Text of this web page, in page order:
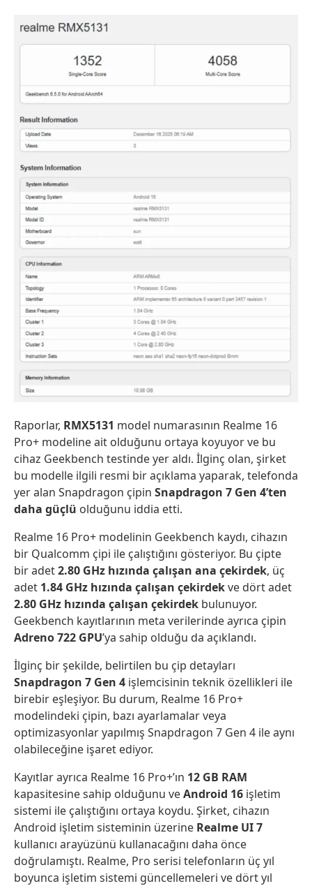
Raporlar, RMX5131 model numarasının Realme 16
Pro+ modeline ait olduğunu ortaya koyuyor ve bu
cihaz Geekbench testinde yer aldı. İlginç olan, şirket
bu modelle ilgili resmi bir açıklama yaparak, telefonda
yer alan Snapdragon çipin Snapdragon 7 Gen 4’ten
daha güçlü olduğunu iddia etti.
Realme 16 Pro+ modelinin Geekbench kaydı, cihazın
bir Qualcomm çipi ile çalıştığını gösteriyor. Bu çipte
bir adet2.80 GHz hızında çalışan ana çekirdek, üç
adet 1.84 GHz hızında çalışan çekirdekve dört adet
2.80 GHz hızında çalışan çekirdek bulunuyor.
Geekbench kayıtlarının meta verilerinde ayrıca çipin
Adreno 722 GPU’ya sahip olduğu da açıklandı.
İlginç bir şekilde, belirtilen bu çip detayları
Snapdragon 7 Gen 4 işlemcisinin teknik özellikleri ile
birebir eşleşiyor. Bu durum, Realme 16 Pro+
modelindeki çipin, bazı ayarlamalar veya
optimizasyonlar yapılmış Snapdragon 7 Gen 4 ile aynı
olabileceğine işaret ediyor.
Kayıtlar ayrıca Realme 16 Pro+’ın 12 GB RAM
kapasitesine sahip olduğunu veAndroid 16 işletim
sistemi ile çalıştığını ortaya koydu. Şirket, cihazın
Android işletim sisteminin üzerine Realme UI 7
kullanıcı arayüzünü kullanacağını daha önce
doğrulamıştı. Realme, Pro serisi telefonların üç yıl
boyunca işletim sistemi güncellemeleri ve dört yıl